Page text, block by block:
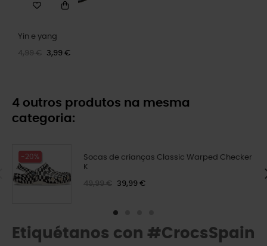
Yin e yang
4,99 € 3,99 €
4 outros produtos na mesma
categoria:
-20%
Socas de crianças Classic Warped Checker
K
49,99 € 39,99 €
Etiquétanos con #CrocsSpain